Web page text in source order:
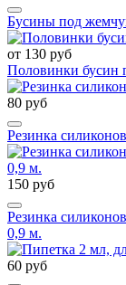
Бусины под
от 130 руб
Половинки бусин
80 руб
Резинка
150 руб
Резинка
0,9 м.
60 руб